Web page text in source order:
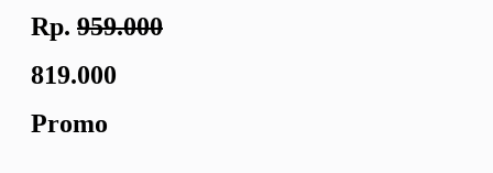
Rp. 959.000
819.000
Promo